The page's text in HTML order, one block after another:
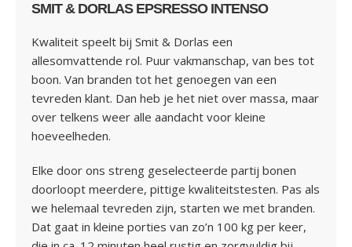
SMIT & DORLAS EPSRESSO INTENSO
Kwaliteit speelt bij Smit & Dorlas een
allesomvattende rol. Puur vakmanschap, van bes tot
boon. Van branden tot het genoegen van een
tevreden klant. Dan heb je het niet over massa, maar
over telkens weer alle aandacht voor kleine
hoeveelheden.
Elke door ons streng geselecteerde partij bonen
doorloopt meerdere, pittige kwaliteitstesten. Pas als
we helemaal tevreden zijn, starten we met branden.
Dat gaat in kleine porties van zo’n 100 kg per keer,